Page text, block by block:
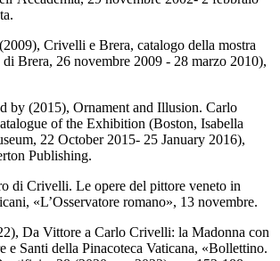
Crivelli e Brera, catalogo della mostra
Brera, 26 novembre 2009 - 28 marzo 2010),
by (2015), Ornament and Illusion. Carlo
of the Exhibition (Boston, Isabella
22 October 2015- 25 January 2016),
Publishing.
di Crivelli. Le opere del pittore veneto in
«L’Osservatore romano», 13 novembre.
Da Vittore a Carlo Crivelli: la Madonna con
e Santi della Pinacoteca Vaticana, «Bollettino.